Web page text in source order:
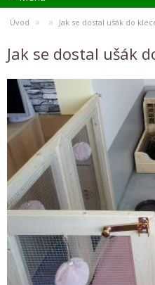
Úvod » » Jak se dostal ušák do
Jak se dostal ušák